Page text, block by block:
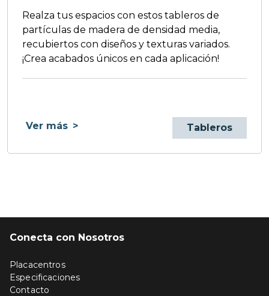
Realza tus espacios con estos tableros de
partículas de madera de densidad media,
recubiertos con diseños y texturas variados.
¡Crea acabados únicos en cada aplicación!
Ver más > Tableros
Conecta con Nosotros
Placacentros
Especificaciones
Contacto